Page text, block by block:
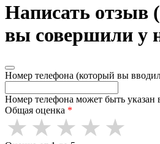
Написать отзыв
вы совершили у
Номер телефона (который вы
Номер телефона может быть
Общая оценка *